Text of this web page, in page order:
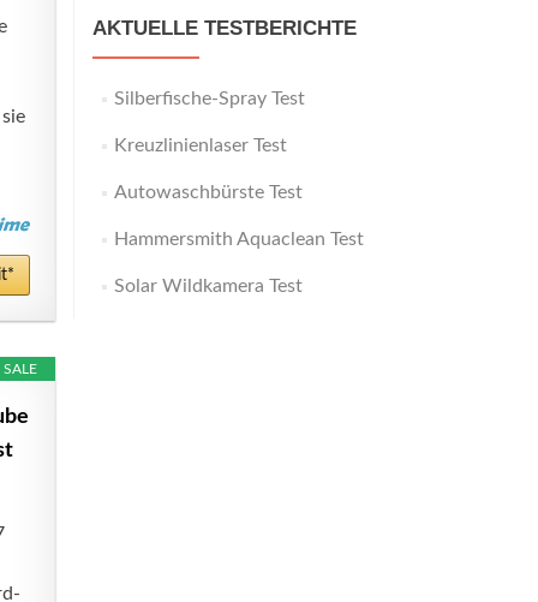
SALE
AKTUELLE TESTBERICHTE
Silberfische-Spray Test
Kreuzlinienlaser Test
Autowaschbürste Test
Hammersmith Aquaclean Test
Solar Wildkamera Test